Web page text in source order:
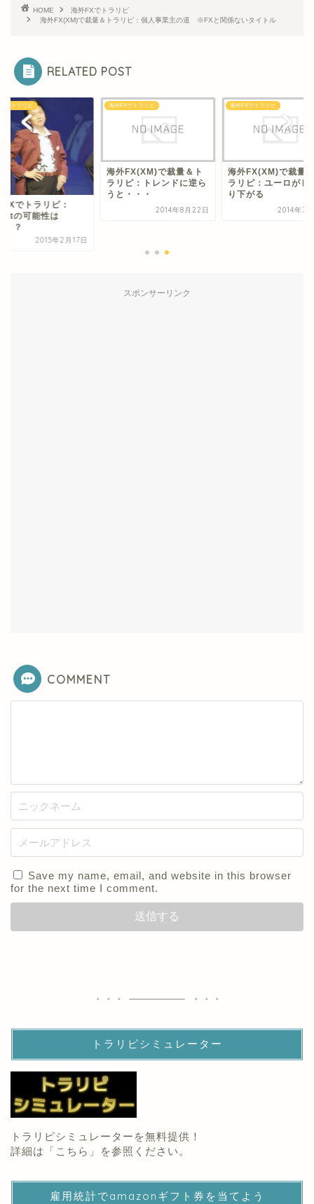
HOME
海外FXでトラリピ
海外FX(XM)で裁量＆トラリピ：個人事業主の道 ※FXと関係ないタイトル
RELATED POST
でトラリピ
FXでトラリピ：
の可能性は
！？
2015年2月17日
海外FXでトラリピ
海外FX(XM)で裁量＆ト
ラリピ：トレンドに逆ら
うと・・・
2014年8月22日
海外FXでトラリピ
海外FX(XM)で裁量
ラリピ：ユーロがじ
り下がる
2014年3
スポンサーリンク
COMMENT
Save my name, email, and website in this browser
for the next time I comment.
トラリピシミュレーター
トラリピシミュレーターを無料提供！
詳細は「 こちら 」を参照ください。
雇用統計でamazonギフト券を当てよう